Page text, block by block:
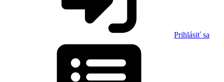
Prihlásiť sa